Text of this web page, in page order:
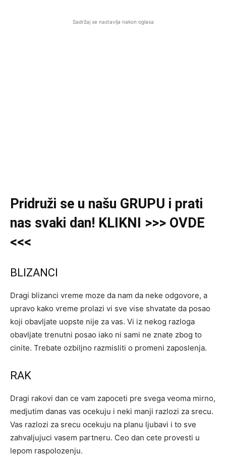
Sadržaj se nastavlja nakon oglasa
Pridruži se u našu GRUPU i prati
nas svaki dan! KLIKNI >>> OVDE
<<<
BLIZANCI
Dragi blizanci vreme moze da nam da neke odgovore, a
upravo kako vreme prolazi vi sve vise shvatate da posao
koji obavljate uopste nije za vas. Vi iz nekog razloga
obavljate trenutni posao iako ni sami ne znate zbog to
cinite. Trebate ozbiljno razmisliti o promeni zaposlenja.
RAK
Dragi rakovi dan ce vam zapoceti pre svega veoma mirno,
medjutim danas vas ocekuju i neki manji razlozi za srecu.
Vas razlozi za srecu ocekuju na planu ljubavi i to sve
zahvaljujuci vasem partneru. Ceo dan cete provesti u
lepom raspolozenju.